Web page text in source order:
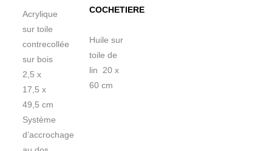
Acrylique
sur toile
contrecollée
sur bois
2,5 x
17,5 x
49,5 cm
Système
d’accrochage
COCHETIERE
Huile sur
toile de
lin 20 x
60 cm